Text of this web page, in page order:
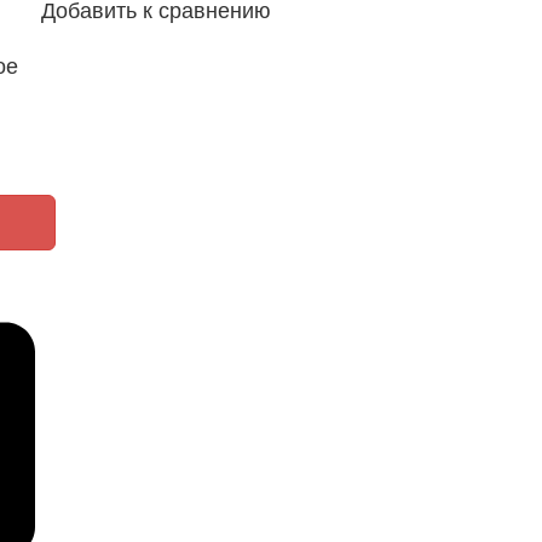
Добавить к сравнению